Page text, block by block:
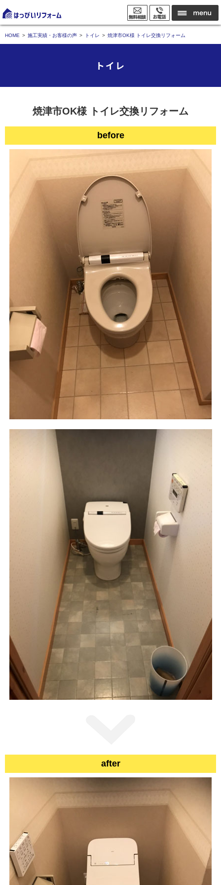
HOME 施工実績・お客様の声 トイレ 焼津市OK様 トイレ交換リフォーム
トイレ
焼津市OK様 トイレ交換リフォーム
before
after